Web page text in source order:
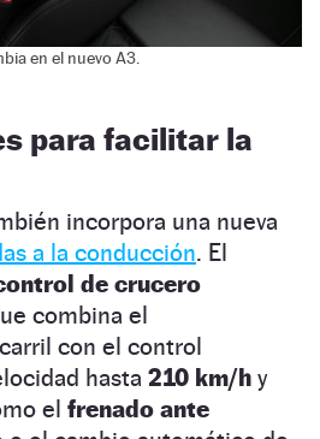
en el nuevo A3.
para facilitar la
incorpora una nueva
a la conducción. El
de crucero
combina el
con el control
hasta 210 km/h y
el frenado ante